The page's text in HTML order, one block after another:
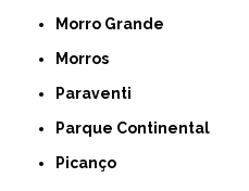
Morro Grande
Morros
Paraventi
Parque Continental
Picanço